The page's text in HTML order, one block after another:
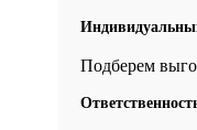
Подберем